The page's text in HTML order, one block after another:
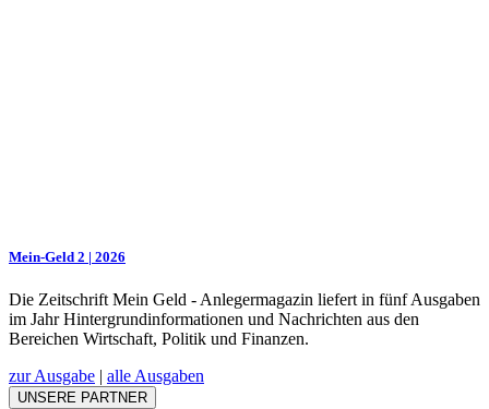
Mein-Geld 2 | 2026
Die Zeitschrift Mein Geld - Anlegermagazin liefert in fünf Ausgaben
im Jahr Hintergrundinformationen und Nachrichten aus den
Bereichen Wirtschaft, Politik und Finanzen.
zur Ausgabe | alle Ausgaben
UNSERE PARTNER